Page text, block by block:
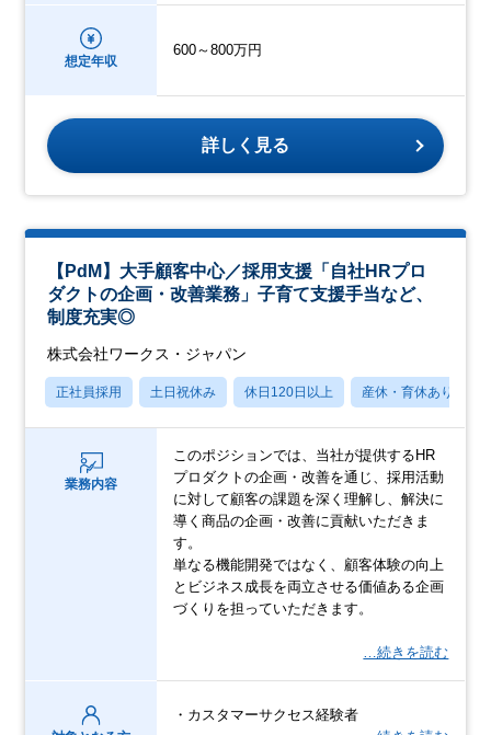
想定年収
600～800万円
詳しく見る
【PdM】大手顧客中心／採用支援「自社HRプロ
ダクトの企画・改善業務」子育て支援手当など、
制度充実◎
株式会社ワークス・ジャパン
正社員採用 土日祝休み 休日120日以上 産休・育休あり
業務内容
このポジションでは、当社が提供するHR
プロダクトの企画・改善を通じ、採用活動
に対して顧客の課題を深く理解し、解決に
導く商品の企画・改善に貢献いただきま
す。
単なる機能開発ではなく、顧客体験の向上
とビジネス成長を両立させる価値ある企画
づくりを担っていただきます。
…続きを読む
・カスタマーサクセス経験者